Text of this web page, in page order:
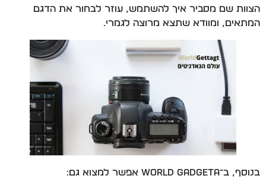
הצוות שם מסביר איך להשתמש, עוזר לבחור את הדגם
המתאים, ומוודא שתצא מרוצה לגמרי.
בנוסף, ב־World Gadgeta אפשר למצוא גם: